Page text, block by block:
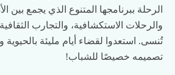
الرحلة ببرنامجها المتنوع الذي يجمع بين
والرحلات الاستكشافية، والتجارب
تُنسى. استعدوا لقضاء أيام مليئة بالحيوية
تصميمه خصيصًا للشباب!